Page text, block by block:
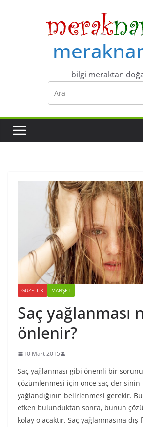
bilgi meraktan
GÜZELLIK MANŞET
Saç yağlanması
önlenir?
10 Mart 2015
Saç yağlanması gibi önemli bir
çözümlenmesi için önce saç derisinin
yağlandığının belirlenmesi gerekir.
etken bulunduktan sonra, bunun
kolay olacaktır. Saç yağlanmasına